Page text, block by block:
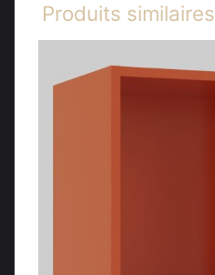
Produits similaires